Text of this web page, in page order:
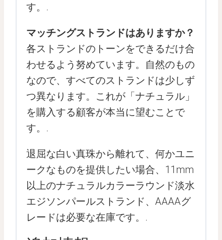
す。.
マッチングストランドはありますか？
各ストランドのトーンをできるだけ合
わせるよう努めています。自然のもの
なので、すべてのストランドは少しず
つ異なります。これが「ナチュラル」
を購入する顧客が本当に望むことで
す。.
退屈な白い真珠から離れて、何かユニ
ークなものを提供したい場合、11mm
以上のナチュラルカラーラウンド淡水
エジソンパールストランド、AAAAグ
レードは必要な在庫です。.